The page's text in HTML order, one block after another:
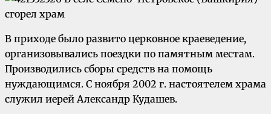
В приходе было развито церковное краеведение,
организовывались поездки по памятным местам.
Производились сборы средств на помощь
нуждающимся. С ноября 2002 г. настоятелем храма
служил иерей Александр Кудашев.